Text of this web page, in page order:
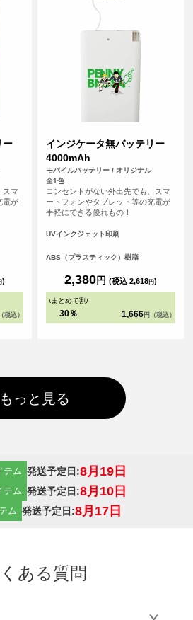
ー
スマ
電が
)
税込）
インジケータ無バッテリー
4000mAh
モバイルバッテリー / オリジナル
全1色
コンセントがない外出先でも、スマ
ートフォンやタブレット等の充電が
手軽にできる優れもの！
UVインクジェット印刷
ABS（プラスティック）樹脂
2,380円 (税込 2,618円)
\まとめて割/
30％ 1,666 円（税込）
もっと見る
テム 発送予定日:8月19日
テム 発送予定日:8月10日
ム 発送予定日:8月17日
ある質問